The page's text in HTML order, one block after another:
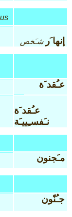
إنها َر شـَخص
عـُقد َة
عـُقد َة
نـَفسـِييـَة
مـَجنون
جـُنّون